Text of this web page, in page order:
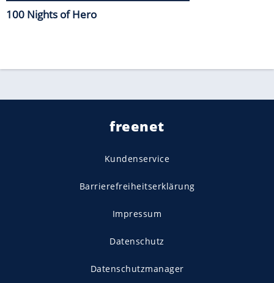
100 Nights of Hero
freenet
Kundenservice
Barrierefreiheitserklärung
Impressum
Datenschutz
Datenschutzmanager